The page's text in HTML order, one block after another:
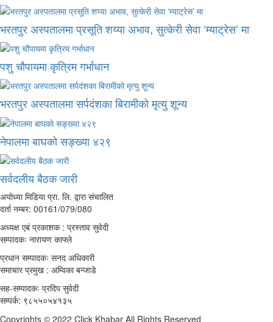
भरतपुर अस्पतालमा प्रसूति शय्या अभाव, सुत्केरी सेवा ‘म्याट्रेस’ मा
पशु चौपायमा कृत्रिम गर्भाधान
भरतपुर अस्पतालमा सर्पदंशका बिरामीको मृत्यु शून्य
नेपालमा बाघको सङ्ख्या ४२९
सर्वदलीय बैठक जारी
अयोध्या मिडिया प्रा. लि. द्वारा संचालित
दर्ता नम्बर: 00161/079/080
अध्यक्ष एबं प्रकाशक : प्रस्ताव सुवेदी
सम्पादकः नारायण काफ्ले
प्रधान सम्पादकः सनद अधिकारी
समाचार प्रमुख : अम्विका बन्जाडे
सह-सम्पादकः प्रदिप सुवेदी
सम्पर्क: ९८५५०५४१३५
Copyrights © 2022 Click Khabar All Rights Reserved